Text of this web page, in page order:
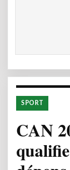
SPORT
CAN